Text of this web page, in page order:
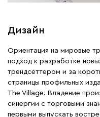
Дизайн
Ориентация на мировые
подход к разработке
трендсеттером и за
страницы профильных
The Village. Владение
синергии с торговыми
первыми выпускать